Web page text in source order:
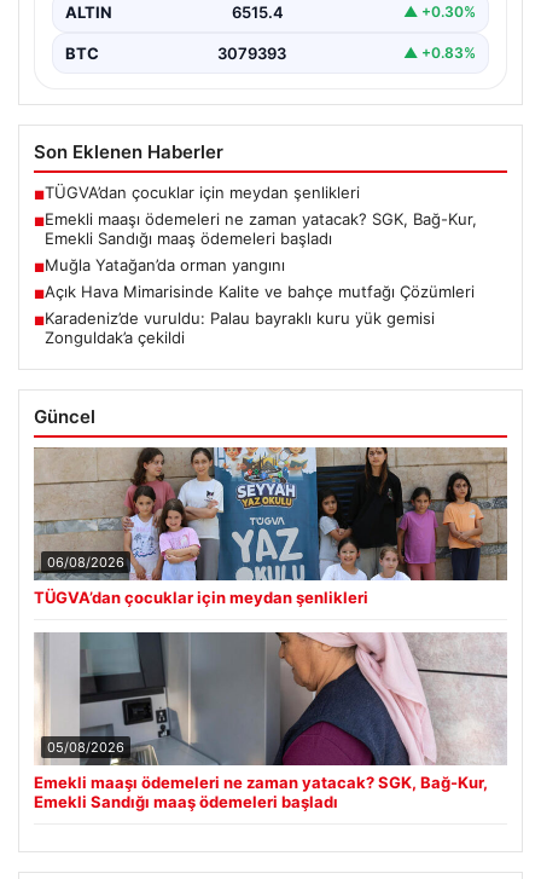
ALTIN 6515.4 ▲ +0.30%
BTC 3079393 ▲ +0.83%
Son Eklenen Haberler
■TÜGVA’dan çocuklar için meydan şenlikleri
■Emekli maaşı ödemeleri ne zaman yatacak? SGK, Bağ-Kur,
Emekli Sandığı maaş ödemeleri başladı
■Muğla Yatağan’da orman yangını
■Açık Hava Mimarisinde Kalite ve bahçe mutfağı Çözümleri
■Karadeniz’de vuruldu: Palau bayraklı kuru yük gemisi
Zonguldak’a çekildi
Güncel
06/08/2026
TÜGVA’dan çocuklar için meydan şenlikleri
05/08/2026
Emekli maaşı ödemeleri ne zaman yatacak? SGK, Bağ-Kur,
Emekli Sandığı maaş ödemeleri başladı